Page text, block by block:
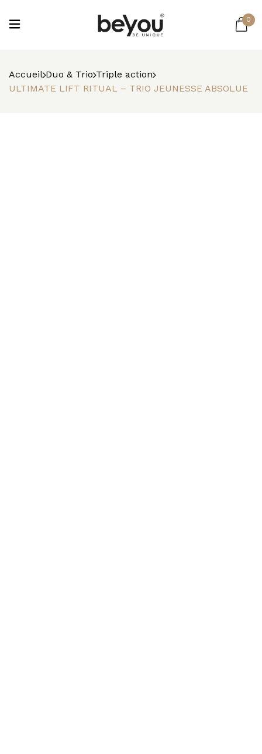
0
Accueil Duo & Trio Triple action
ULTIMATE LIFT RITUAL – TRIO JEUNESSE ABSOLUE